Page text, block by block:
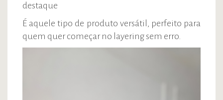
destaque
É aquele tipo de produto versátil, perfeito para
quem quer começar no layering sem erro.